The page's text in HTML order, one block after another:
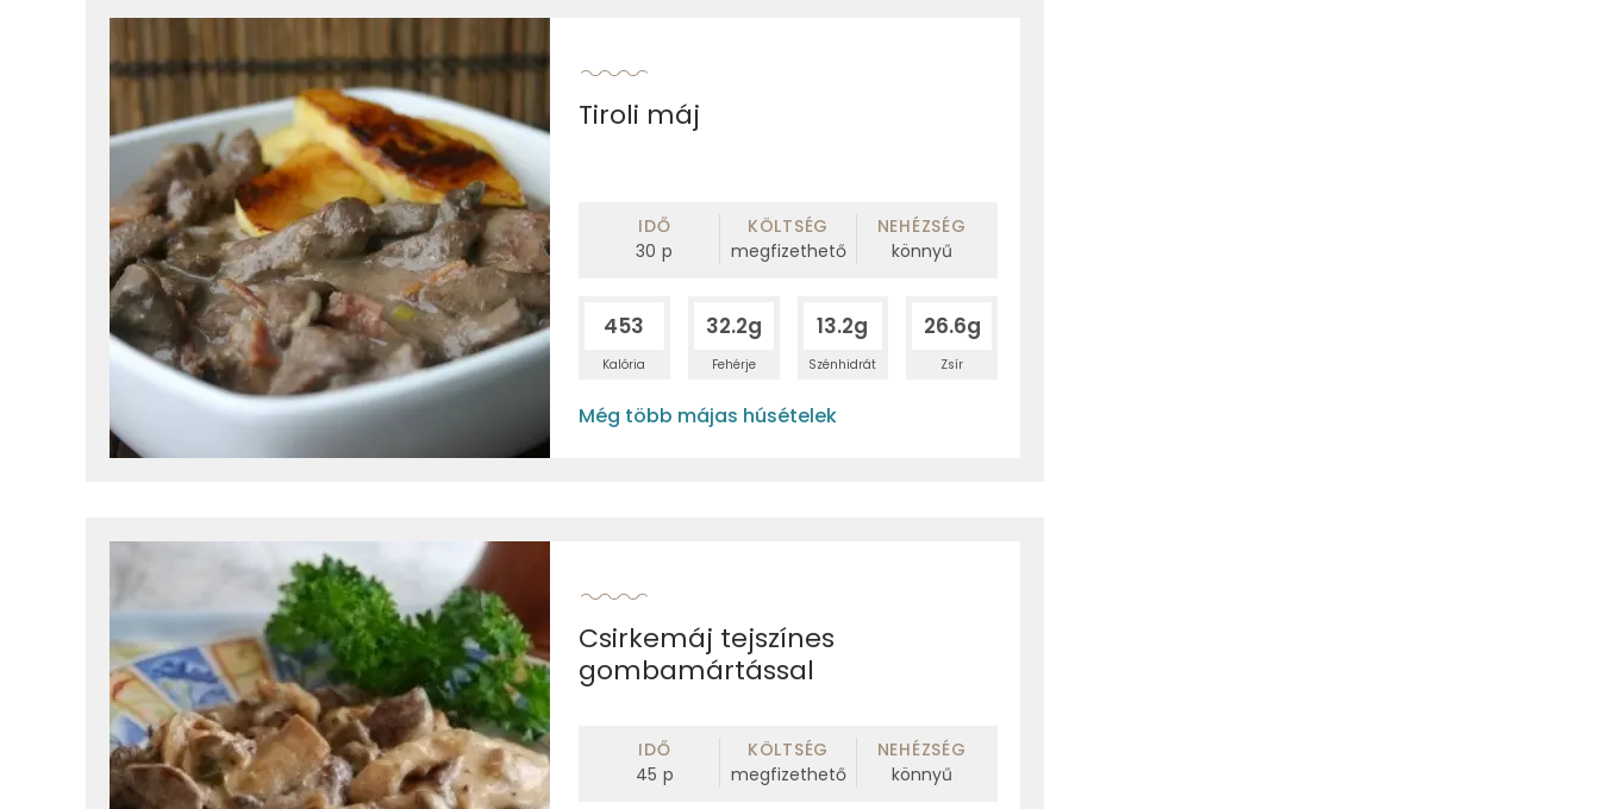
Tiroli máj
IDŐ
30 p
KÖLTSÉG
megfizethető
NEHÉZSÉG
könnyű
453
Kalória
32.2g
Fehérje
13.2g
Szénhidrát
26.6g
Zsír
Még több májas húsételek
Csirkemáj tejszínes
gombamártással
IDŐ
45 p
KÖLTSÉG
megfizethető
NEHÉZSÉG
könnyű